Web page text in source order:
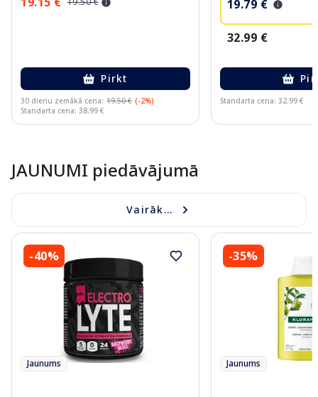
Pirkt
30 dienu zemākā cena: 19.50 € (-2%)
Standarta cena: 38.99 €
19.79 €
32.99 €
Standarta cena: 32.99 €
JAUNUMI piedāvājumā
Vairāk...
-40%
Jaunums
-35%
Jaunums